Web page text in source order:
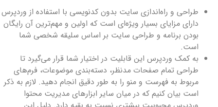
طراحی و راه‌اندازی سایت بدون کدنویسی با استفاده از وردپرس
دارای مزایای بسیار ویژه‌ای است که اولین و مهم‌ترین آن رایگان
بودن برنامه و طراحی سایت بر اساس سلیقه شخصی شما
است.
به کمک وردپرس این قابلیت در اختیار شما قرار می‌گیرد تا
طراحی تمام صفحات مدنظر، دسته‌بندی موضوعات، فرم‌های
مربوط به فهرست و منو را به طور دقیق انجام دهید. لازم به ذکر
است بیان کنیم که در میان سایر ابزارهای مدیریت محتوا